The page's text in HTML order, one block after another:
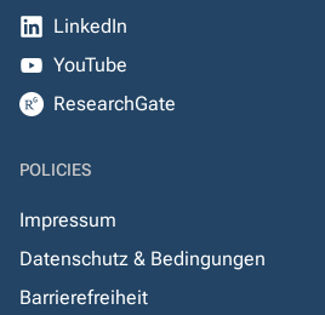
LinkedIn
YouTube
ResearchGate
POLICIES
Impressum
Datenschutz & Bedingungen
Barrierefreiheit